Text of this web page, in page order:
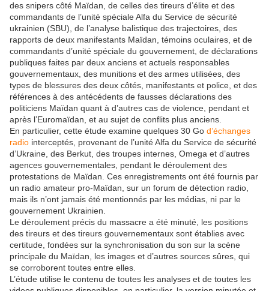
des snipers côté Maïdan, de celles des tireurs d’élite et des
commandants de l’unité spéciale Alfa du Service de sécurité
ukrainien (SBU), de l’analyse balistique des trajectoires, des
rapports de deux manifestants Maïdan, témoins oculaires, et de
commandants d’unité spéciale du gouvernement, de déclarations
publiques faites par deux anciens et actuels responsables
gouvernementaux, des munitions et des armes utilisées, des
types de blessures des deux côtés, manifestants et police, et des
références à des antécédents de fausses déclarations des
politiciens Maïdan quant à d’autres cas de violence, pendant et
après l’Euromaïdan, et au sujet de conflits plus anciens.
En particulier, cette étude examine quelques 30 Go d’échanges
radio interceptés, provenant de l’unité Alfa du Service de sécurité
d’Ukraine, des Berkut, des troupes internes, Omega et d’autres
agences gouvernementales, pendant le déroulement des
protestations de Maïdan. Ces enregistrements ont été fournis par
un radio amateur pro-Maïdan, sur un forum de détection radio,
mais ils n’ont jamais été mentionnés par les médias, ni par le
gouvernement Ukrainien.
Le déroulement précis du massacre a été minuté, les positions
des tireurs et des tireurs gouvernementaux sont établies avec
certitude, fondées sur la synchronisation du son sur la scène
principale du Maïdan, les images et d’autres sources sûres, qui
se corroborent toutes entre elles.
L’étude utilise le contenu de toutes les analyses et de toutes les